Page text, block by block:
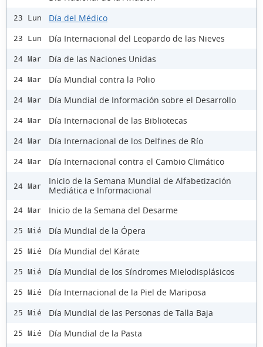
23 Lun Día del Médico
23 Lun Día Internacional del Leopardo de las Nieves
24 Mar Día de las Naciones Unidas
24 Mar Día Mundial contra la Polio
24 Mar Día Mundial de Información sobre el Desarrollo
24 Mar Día Internacional de las Bibliotecas
24 Mar Día Internacional de los Delfines de Río
24 Mar Día Internacional contra el Cambio Climático
24 Mar
Inicio de la Semana Mundial de Alfabetización
Mediática e Informacional
24 Mar Inicio de la Semana del Desarme
25 Mié Día Mundial de la Ópera
25 Mié Día Mundial del Kárate
25 Mié Día Mundial de los Síndromes Mielodisplásicos
25 Mié Día Internacional de la Piel de Mariposa
25 Mié Día Mundial de las Personas de Talla Baja
25 Mié Día Mundial de la Pasta